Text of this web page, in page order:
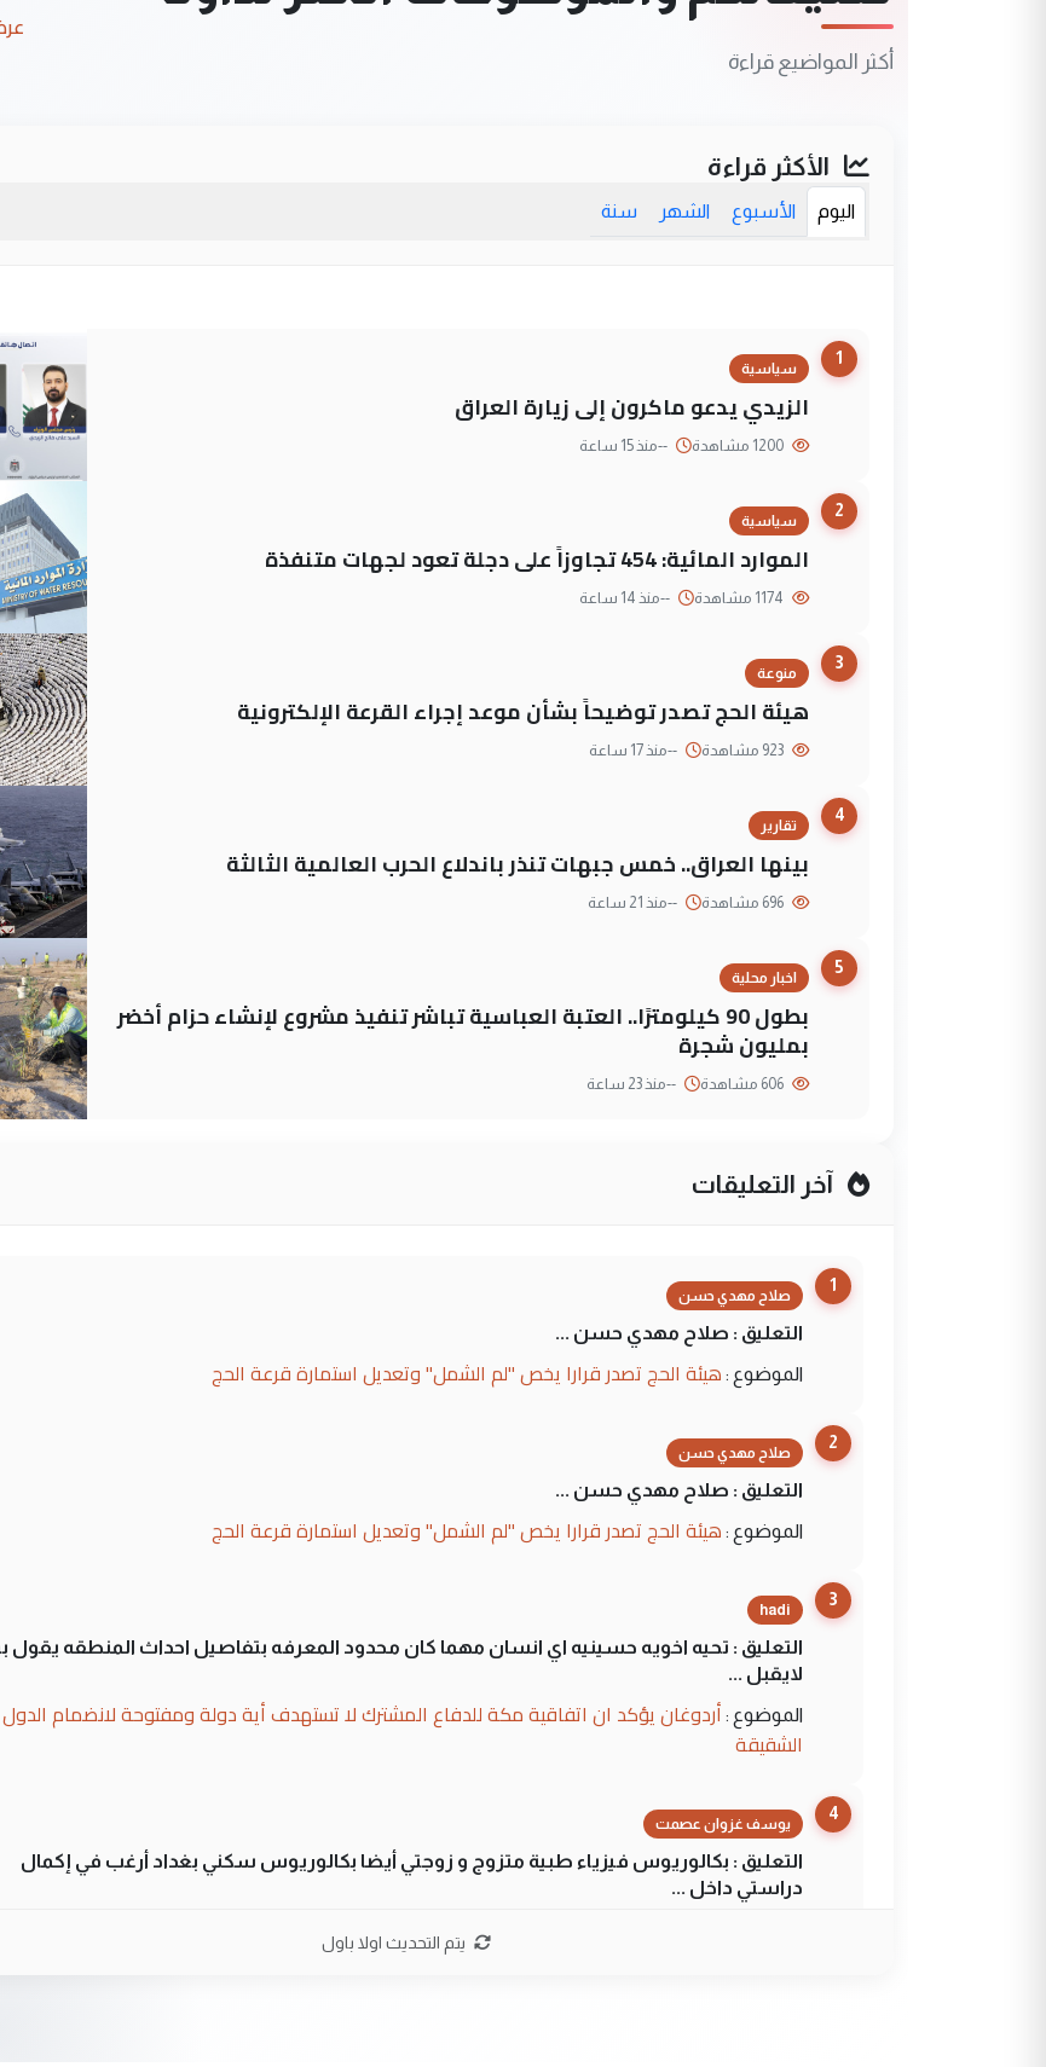
أكثر المواضيع قراءة
الأكثر قراءة
اليوم الأسبوع الشهر سنة
1
سياسية
الزيدي يدعو ماكرون إلى زيارة العراق
--منذ 15 ساعة
2
سياسية
الموارد المائية: 454 تجاوزاً على دجلة تعود لجهات متنفذة
--منذ 14 ساعة
3
منوعة
هيئة الحج تصدر توضيحاً بشأن موعد إجراء القرعة الإلكترونية
--منذ 17 ساعة
4
تقارير
بينها العراق.. خمس جبهات تنذر باندلاع الحرب العالمية الثالثة
--منذ 21 ساعة
5
اخبار محلية
بطول 90 كيلومترًا.. العتبة العباسية تباشر تنفيذ مشروع لإنشاء حزام أخضر
بمليون شجرة
--منذ 23 ساعة
آخر التعليقات
1
صلاح مهدي حسن
التعليق : صلاح مهدي حسن ...
الموضوع : هيئة الحج تصدر قرارا يخص "لم الشمل" وتعديل استمارة قرعة الحج
2
صلاح مهدي حسن
التعليق : صلاح مهدي حسن ...
الموضوع : هيئة الحج تصدر قرارا يخص "لم الشمل" وتعديل استمارة قرعة الحج
3
hadi
التعليق : تحيه اخويه حسينيه اي انسان مهما كان محدود المعرفه بتفاصيل احداث المنطقه يقول
لايقبل ...
الموضوع : أردوغان يؤكد ان اتفاقية مكة للدفاع المشترك لا تستهدف أية دولة ومفتوحة لانضمام الدول
الشقيقة
4
يوسف غزوان عصمت
التعليق : بكالوريوس فيزياء طبية متزوج و زوجتي أيضا بكالوريوس سكني بغداد أرغب في إكمال
دراستي داخل ...
السعودية توافق على الاستمرار في إعطاء 100 منحة دراسية للطلبة العراقيين في جامعاتها سنويايتم التحديث اولا باول